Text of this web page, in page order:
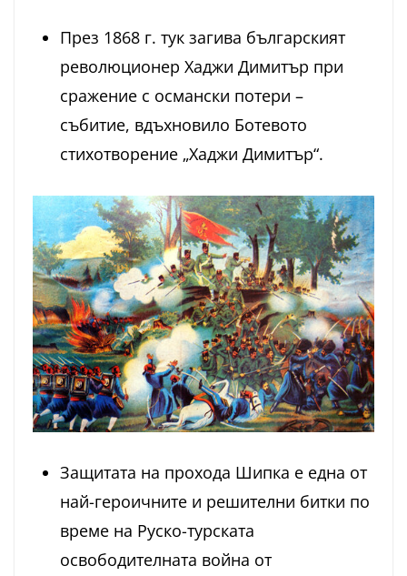
През 1868 г. тук загива българският
революционер Хаджи Димитър при
сражение с османски потери –
събитие, вдъхновило Ботевото
стихотворение „Хаджи Димитър“.
Защитата на прохода Шипка е една от
най-героичните и решителни битки по
време на Руско-турската
освободителната война от